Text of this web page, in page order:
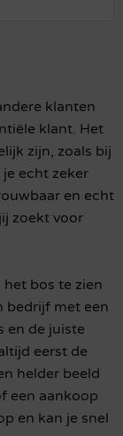
klanten
klant. Het
zijn, zoals bij
je echt zeker
en echt
zoekt voor
bos te zien
bedrijf met een
en de juiste
eerst de
helder beeld
een aankoop
en kan je snel